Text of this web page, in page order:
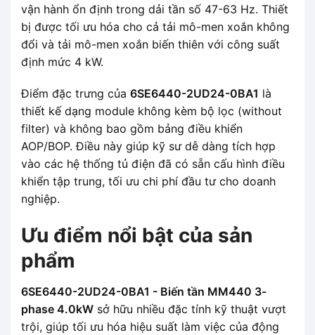
vận hành ổn định trong dải tần số 47-63 Hz. Thiết
bị được tối ưu hóa cho cả tải mô-men xoắn không
đổi và tải mô-men xoắn biến thiên với công suất
định mức 4 kW.
Điểm đặc trưng của 6SE6440-2UD24-0BA1 là
thiết kế dạng module không kèm bộ lọc (without
filter) và không bao gồm bảng điều khiển
AOP/BOP. Điều này giúp kỹ sư dễ dàng tích hợp
vào các hệ thống tủ điện đã có sẵn cấu hình điều
khiển tập trung, tối ưu chi phí đầu tư cho doanh
nghiệp.
Ưu điểm nổi bật của sản
phẩm
6SE6440-2UD24-0BA1 - Biến tần MM440 3-
phase 4.0kW sở hữu nhiều đặc tính kỹ thuật vượt
trội, giúp tối ưu hóa hiệu suất làm việc của động